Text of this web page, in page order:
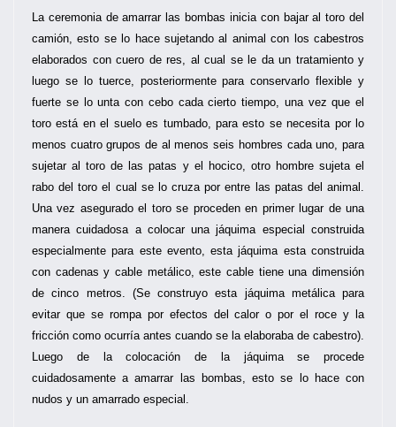
La ceremonia de amarrar las bombas inicia con bajar al toro del
camión, esto se lo hace sujetando al animal con los cabestros
elaborados con cuero de res, al cual se le da un tratamiento y
luego se lo tuerce, posteriormente para conservarlo flexible y
fuerte se lo unta con cebo cada cierto tiempo, una vez que el
toro está en el suelo es tumbado, para esto se necesita por lo
menos cuatro grupos de al menos seis hombres cada uno, para
sujetar al toro de las patas y el hocico, otro hombre sujeta el
rabo del toro el cual se lo cruza por entre las patas del animal.
Una vez asegurado el toro se proceden en primer lugar de una
manera cuidadosa a colocar una jáquima especial construida
especialmente para este evento, esta jáquima esta construida
con cadenas y cable metálico, este cable tiene una dimensión
de cinco metros. (Se construyo esta jáquima metálica para
evitar que se rompa por efectos del calor o por el roce y la
fricción como ocurría antes cuando se la elaboraba de cabestro).
Luego de la colocación de la jáquima se procede
cuidadosamente a amarrar las bombas, esto se lo hace con
nudos y un amarrado especial.